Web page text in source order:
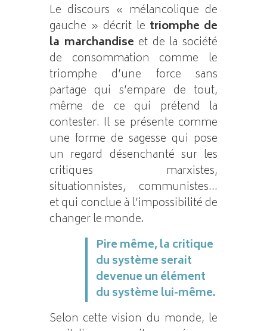
Le discours « mélancolique de
gauche » décrit le triomphe de
la marchandise et de la société
de consommation comme le
triomphe d’une force sans
partage qui s’empare de tout,
même de ce qui prétend la
contester. Il se présente comme
une forme de sagesse qui pose
un regard désenchanté sur les
critiques marxistes,
situationnistes, communistes…
et qui conclue à l’impossibilité de
changer le monde.
Pire même, la critique
du système serait
devenue un élément
du système lui-même.
Selon cette vision du monde, le